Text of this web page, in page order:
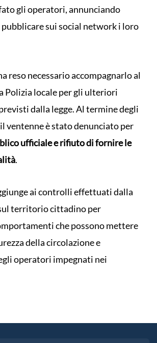
gli operatori, annunciando
pubblicare sui social network i loro
reso necessario accompagnarlo al
Polizia locale per gli ulteriori
dalla legge. Al termine degli
ventenne è stato denunciato per
ufficiale e rifiuto di fornire le
.
ai controlli effettuati dalla
territorio cittadino per
che possono mettere
della circolazione e
operatori impegnati nei